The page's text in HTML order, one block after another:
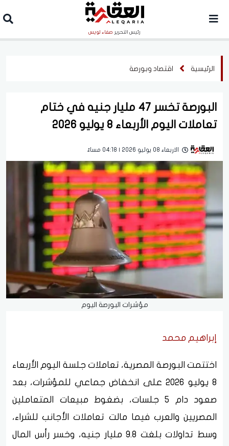
رئيس التحرير صفاء لويس
الرئيسية اقتصاد وبورصة
البورصة تخسر 47 مليار جنيه في ختام
تعاملات اليوم الأربعاء 8 يوليو 2026
الاربعاء 08 يوليو 2026 | 04:18 مساءً
مؤشرات البورصة اليوم
إبراهيم محمد
اختتمت البورصة المصرية، تعاملات جلسة اليوم الأربعاء
8 يوليو 2026 على انخفاض جماعي للمؤشرات، بعد
صعود دام 5 جلسات، بضغوط مبيعات المتعاملين
المصريين والعرب فيما مالت تعاملات الأجانب للشراء،
وسط تداولات بلغت 9.8 مليار جنيه، وخسر رأس المال